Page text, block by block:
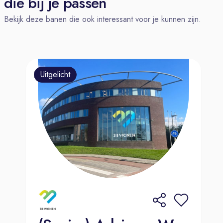
begon zonder ervaring in de
autobranche, maar door trainingen en
Wat we van jou verwachten:
Een klantgerichte instelling en de
vaardigheid om mensen op hun
gemak te stellen.
Administratieve vaardigheden, je
houdt het overzicht en zorgt dat alles
soepel verloopt.
Flexibiliteit, want elke dag is anders
en soms moet je snel schakelen.
Wat kan je van ons verwachten?
Bij Amega kom je terecht in een
Bekijk deze banen die ook interessant voor je kunnen zijn.
Uitgelicht